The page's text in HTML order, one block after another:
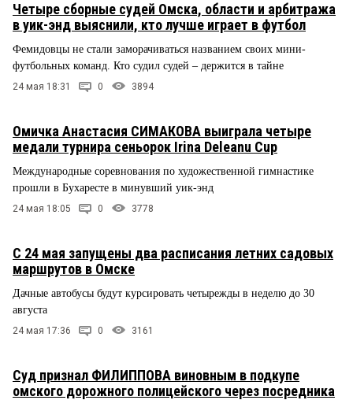
Четыре сборные судей Омска, области и арбитража
в уик-энд выяснили, кто лучше играет в футбол
Фемидовцы не стали заморачиваться названием своих мини-
футбольных команд. Кто судил судей – держится в тайне
24 мая 18:31 0 3894
Омичка Анастасия СИМАКОВА выиграла четыре
медали турнира сеньорок Irina Deleanu Cup
Международные соревнования по художественной гимнастике
прошли в Бухаресте в минувший уик-энд
24 мая 18:05 0 3778
С 24 мая запущены два расписания летних садовых
маршрутов в Омске
Дачные автобусы будут курсировать четырежды в неделю до 30
августа
24 мая 17:36 0 3161
Суд признал ФИЛИППОВА виновным в подкупе
омского дорожного полицейского через посредника